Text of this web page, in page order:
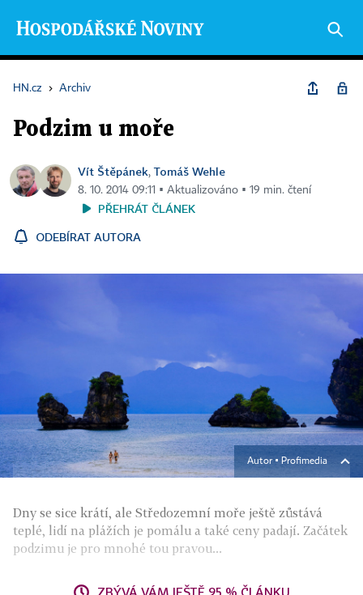
HN.cz › Archiv
Podzim u moře
Vít Štěpánek, Tomáš Wehle
8. 10. 2014 09:11 ▪ Aktualizováno ▪ 19 min. čtení
PŘEHRÁT ČLÁNEK
ODEBÍRAT AUTORA
Autor ▪ Profimedia
Dny se sice krátí, ale Středozemní moře ještě zůstává
teplé, lidí na plážích je pomálu a také ceny padají. Začátek
podzimu je pro mnohé tou pravou...
ZBÝVÁ VÁM JEŠTĚ 95 % ČLÁNKU